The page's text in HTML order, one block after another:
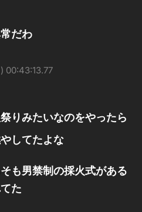
だわ
00:43:13.77
りみたいなのをやったら
してたよな
も男禁制の採火式がある
た